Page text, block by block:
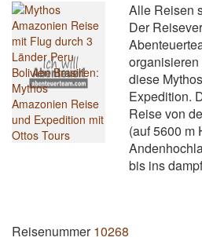
Alle Reisen
Der
diese
Expedition.
Reise von
(auf 5600 m
bis ins
Reisenummer10268